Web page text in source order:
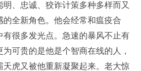
、忠诚、狡诈计策多种多样而又
的全新角色。他会经常和瘟疫合
有很多发光点。急速的暴风不止有
可贵的是他是个智商在线的人，
天虎又被他重新凝聚起来。老大惊